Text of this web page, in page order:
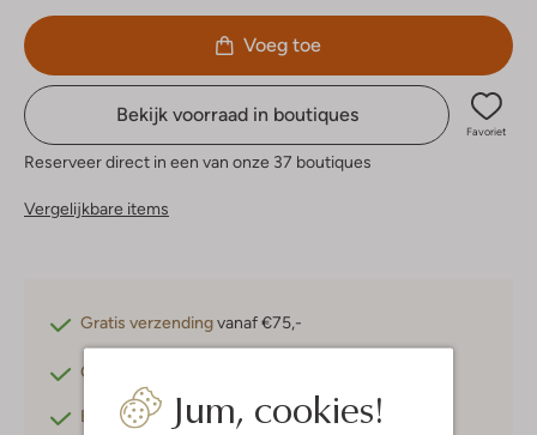
Jum, cookies!
Voeg toe
Bekijk voorraad in boutiques
Favoriet
Reserveer direct in een van onze 37 boutiques
Vergelijkbare items
Gratis verzendingvanaf €75,-
Gratis retourneren
Betaal achterafmet Klarna